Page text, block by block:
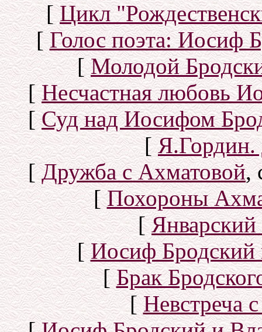
[Цикл
[Голос поэта: Иосиф
[Молодой
[Несчастная любовь
[Суд над Иосифом
[Я.Гордин.
[Дружба с Ахматовой,
[Похороны
[Январский
[Иосиф Бродский
[Брак
[Невстреча